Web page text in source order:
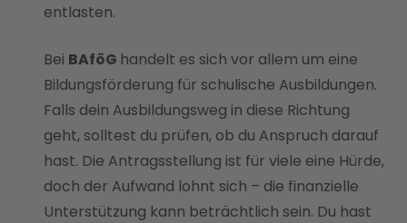
entlasten.
Bei BAföG handelt es sich vor allem um eine
Bildungsförderung für schulische Ausbildungen.
Falls dein Ausbildungsweg in diese Richtung
geht, solltest du prüfen, ob du Anspruch darauf
hast. Die Antragsstellung ist für viele eine Hürde,
doch der Aufwand lohnt sich – die finanzielle
Unterstützung kann beträchtlich sein. Du hast